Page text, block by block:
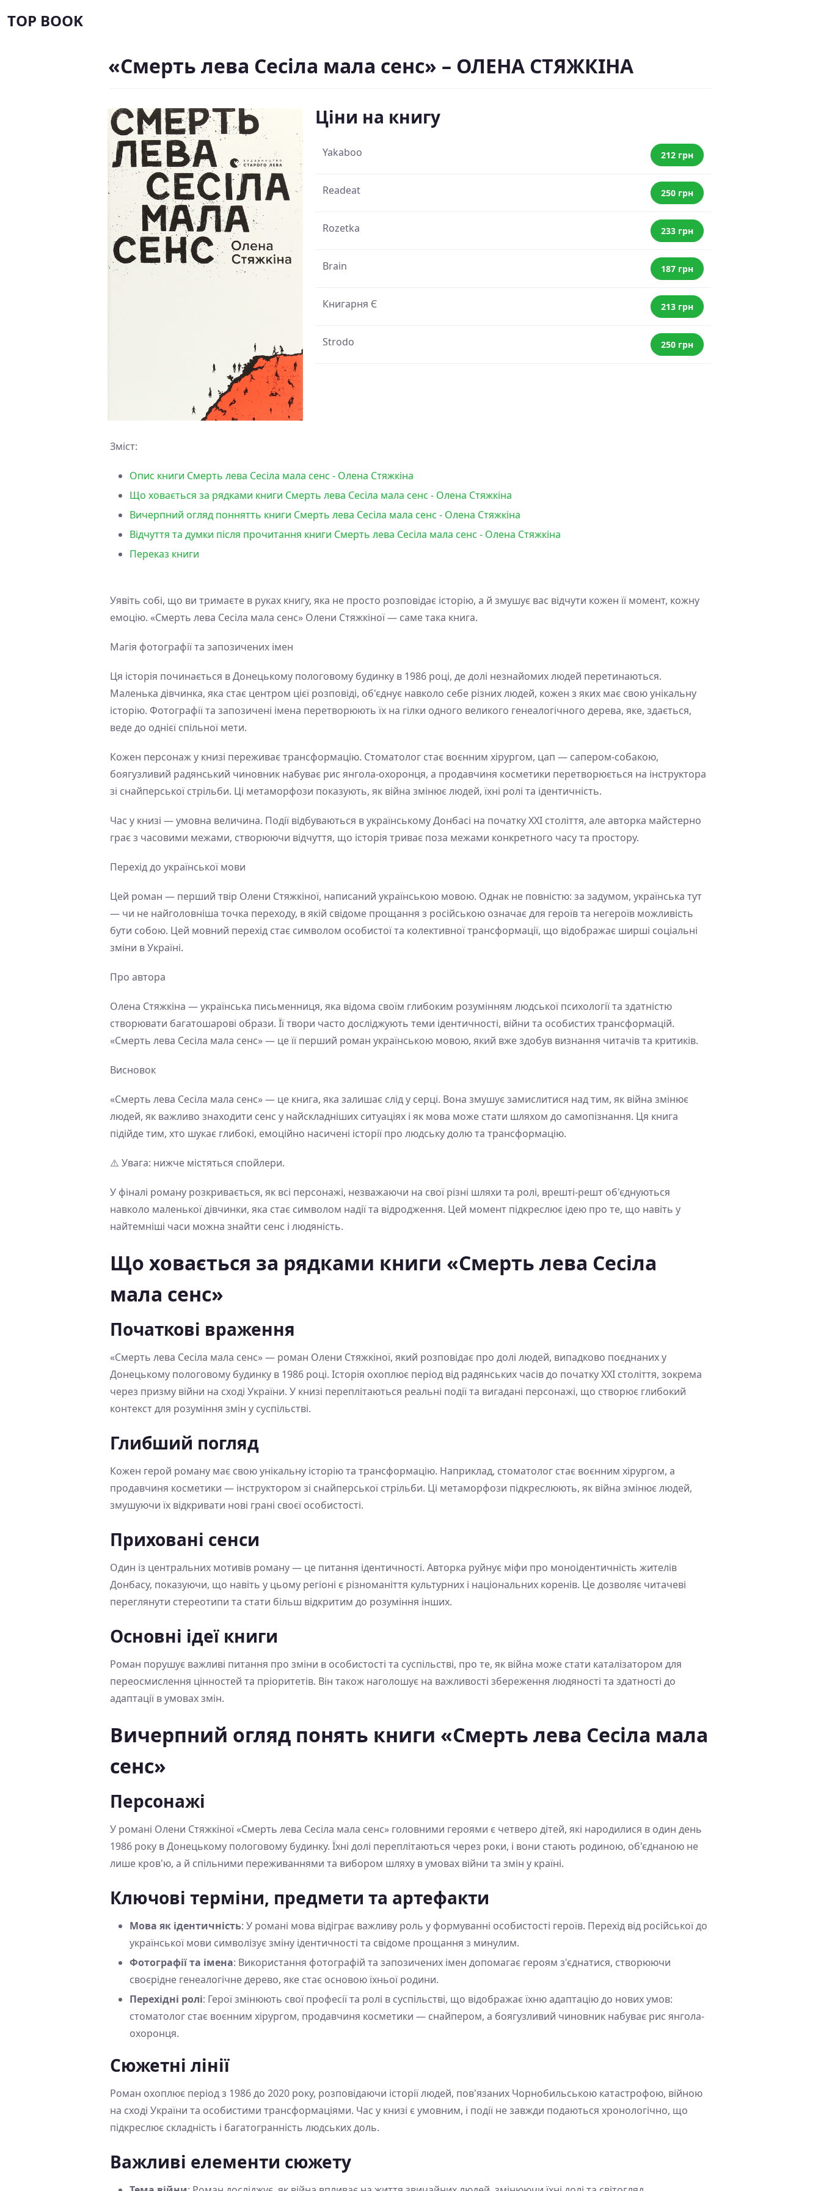
TOP BOOK
«Смерть лева Сесіла мала сенс» – ОЛЕНА СТЯЖКІНА
Ціни на книгу
Yakaboo 212 грн
Readeat 250 грн
Rozetka 233 грн
Brain 187 грн
Книгарня Є 213 грн
Strodo 250 грн
Зміст:
Опис книги Смерть лева Сесіла мала сенс - Олена Стяжкіна
Що ховається за рядками книги Смерть лева Сесіла мала сенс - Олена Стяжкіна
Вичерпний огляд поннятть книги Смерть лева Сесіла мала сенс - Олена Стяжкіна
Відчуття та думки після прочитання книги Смерть лева Сесіла мала сенс - Олена Стяжкіна
Переказ книги
Уявіть собі, що ви тримаєте в руках книгу, яка не просто розповідає історію, а й змушує вас відчути кожен її момент, кожну
емоцію. «Смерть лева Сесіла мала сенс» Олени Стяжкіної — саме така книга.
Магія фотографії та запозичених імен
Ця історія починається в Донецькому пологовому будинку в 1986 році, де долі незнайомих людей перетинаються.
Маленька дівчинка, яка стає центром цієї розповіді, об'єднує навколо себе різних людей, кожен з яких має свою унікальну
історію. Фотографії та запозичені імена перетворюють їх на гілки одного великого генеалогічного дерева, яке, здається,
веде до однієї спільної мети.
Кожен персонаж у книзі переживає трансформацію. Стоматолог стає воєнним хірургом, цап — сапером-собакою,
боягузливий радянський чиновник набуває рис янгола-охоронця, а продавчиня косметики перетворюється на інструктора
зі снайперської стрільби. Ці метаморфози показують, як війна змінює людей, їхні ролі та ідентичність.
Час у книзі — умовна величина. Події відбуваються в українському Донбасі на початку XXI століття, але авторка майстерно
грає з часовими межами, створюючи відчуття, що історія триває поза межами конкретного часу та простору.
Перехід до української мови
Цей роман — перший твір Олени Стяжкіної, написаний українською мовою. Однак не повністю: за задумом, українська тут
— чи не найголовніша точка переходу, в якій свідоме прощання з російською означає для героїв та негероїв можливість
бути собою. Цей мовний перехід стає символом особистої та колективної трансформації, що відображає ширші соціальні
зміни в Україні.
Про автора
Олена Стяжкіна — українська письменниця, яка відома своїм глибоким розумінням людської психології та здатністю
створювати багатошарові образи. Її твори часто досліджують теми ідентичності, війни та особистих трансформацій.
«Смерть лева Сесіла мала сенс» — це її перший роман українською мовою, який вже здобув визнання читачів та критиків.
Висновок
«Смерть лева Сесіла мала сенс» — це книга, яка залишає слід у серці. Вона змушує замислитися над тим, як війна змінює
людей, як важливо знаходити сенс у найскладніших ситуаціях і як мова може стати шляхом до самопізнання. Ця книга
підійде тим, хто шукає глибокі, емоційно насичені історії про людську долю та трансформацію.
⚠️ Увага: нижче містяться спойлери.
У фіналі роману розкривається, як всі персонажі, незважаючи на свої різні шляхи та ролі, врешті-решт об'єднуються
навколо маленької дівчинки, яка стає символом надії та відродження. Цей момент підкреслює ідею про те, що навіть у
найтемніші часи можна знайти сенс і людяність.
Що ховається за рядками книги «Смерть лева Сесіла
мала сенс»
Початкові враження
«Смерть лева Сесіла мала сенс» — роман Олени Стяжкіної, який розповідає про долі людей, випадково поєднаних у
Донецькому пологовому будинку в 1986 році. Історія охоплює період від радянських часів до початку XXI століття, зокрема
через призму війни на сході України. У книзі переплітаються реальні події та вигадані персонажі, що створює глибокий
контекст для розуміння змін у суспільстві.
Глибший погляд
Кожен герой роману має свою унікальну історію та трансформацію. Наприклад, стоматолог стає воєнним хірургом, а
продавчиня косметики — інструктором зі снайперської стрільби. Ці метаморфози підкреслюють, як війна змінює людей,
змушуючи їх відкривати нові грані своєї особистості.
Приховані сенси
Один із центральних мотивів роману — це питання ідентичності. Авторка руйнує міфи про моноідентичність жителів
Донбасу, показуючи, що навіть у цьому регіоні є різноманіття культурних і національних коренів. Це дозволяє читачеві
переглянути стереотипи та стати більш відкритим до розуміння інших.
Основні ідеї книги
Роман порушує важливі питання про зміни в особистості та суспільстві, про те, як війна може стати каталізатором для
переосмислення цінностей та пріоритетів. Він також наголошує на важливості збереження людяності та здатності до
адаптації в умовах змін.
Вичерпний огляд понять книги «Смерть лева Сесіла мала
сенс»
Персонажі
У романі Олени Стяжкіної «Смерть лева Сесіла мала сенс» головними героями є четверо дітей, які народилися в один день
1986 року в Донецькому пологовому будинку. Їхні долі переплітаються через роки, і вони стають родиною, об'єднаною не
лише кров'ю, а й спільними переживаннями та вибором шляху в умовах війни та змін у країні.
Ключові терміни, предмети та артефакти
Мова як ідентичність: У романі мова відіграє важливу роль у формуванні особистості героїв. Перехід від російської до
української мови символізує зміну ідентичності та свідоме прощання з минулим.
Фотографії та імена: Використання фотографій та запозичених імен допомагає героям з'єднатися, створюючи
своєрідне генеалогічне дерево, яке стає основою їхньої родини.
Перехідні ролі: Герої змінюють свої професії та ролі в суспільстві, що відображає їхню адаптацію до нових умов:
стоматолог стає воєнним хірургом, продавчиня косметики — снайпером, а боягузливий чиновник набуває рис янгола-
охоронця.
Сюжетні лінії
Роман охоплює період з 1986 до 2020 року, розповідаючи історії людей, пов'язаних Чорнобильською катастрофою, війною
на сході України та особистими трансформаціями. Час у книзі є умовним, і події не завжди подаються хронологічно, що
підкреслює складність і багатогранність людських доль.
Важливі елементи сюжету